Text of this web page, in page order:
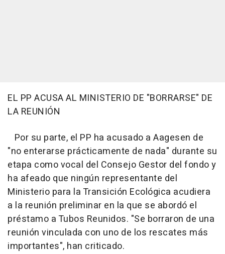
EL PP ACUSA AL MINISTERIO DE "BORRARSE" DE
LA REUNIÓN
Por su parte, el PP ha acusado a Aagesen de
"no enterarse prácticamente de nada" durante su
etapa como vocal del Consejo Gestor del fondo y
ha afeado que ningún representante del
Ministerio para la Transición Ecológica acudiera
a la reunión preliminar en la que se abordó el
préstamo a Tubos Reunidos. "Se borraron de una
reunión vinculada con uno de los rescates más
importantes", han criticado.